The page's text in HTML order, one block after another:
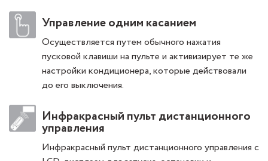
Управление одним касанием
Осуществляется путем обычного нажатия
пусковой клавиши на пульте и активизирует те же
настройки кондиционера, которые действовали
до его выключения.
Инфракрасный пульт дистанционного
управления
Инфракрасный пульт дистанционного управления с